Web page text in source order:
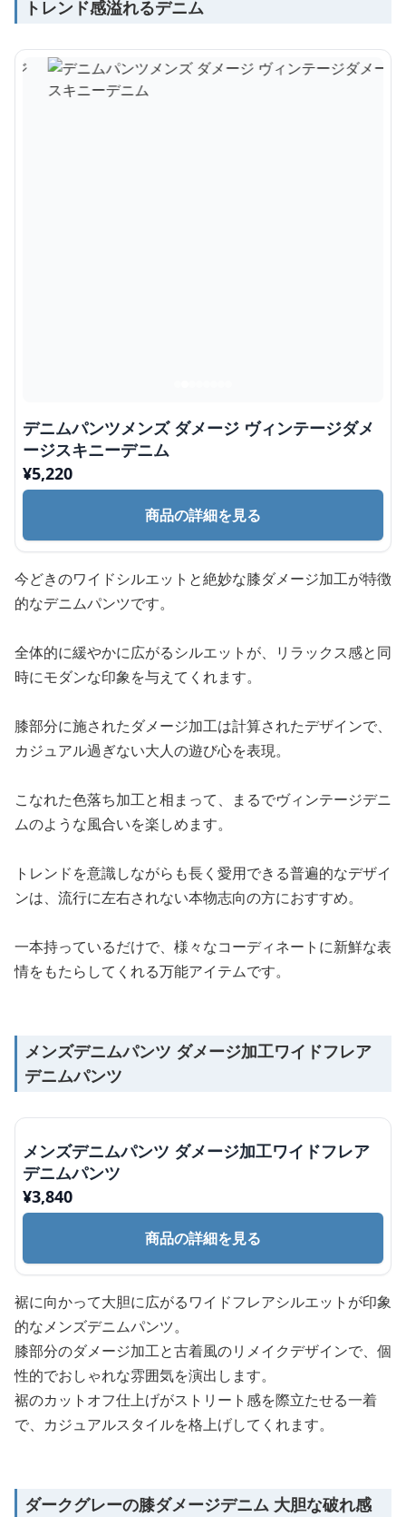
トレンド感溢れるデニム
デニムパンツメンズ ダメージ ヴィンテージダメ
ージスキニーデニム
¥5,220
商品の詳細を見る
今どきのワイドシルエットと絶妙な膝ダメージ加工が特徴
的なデニムパンツです。
全体的に緩やかに広がるシルエットが、リラックス感と同
時にモダンな印象を与えてくれます。
膝部分に施されたダメージ加工は計算されたデザインで、
カジュアル過ぎない大人の遊び心を表現。
こなれた色落ち加工と相まって、まるでヴィンテージデニ
ムのような風合いを楽しめます。
トレンドを意識しながらも長く愛用できる普遍的なデザイ
ンは、流行に左右されない本物志向の方におすすめ。
一本持っているだけで、様々なコーディネートに新鮮な表
情をもたらしてくれる万能アイテムです。
メンズデニムパンツ ダメージ加工ワイドフレア
デニムパンツ
メンズデニムパンツ ダメージ加工ワイドフレア
デニムパンツ
¥3,840
商品の詳細を見る
裾に向かって大胆に広がるワイドフレアシルエットが印象
的なメンズデニムパンツ。
膝部分のダメージ加工と古着風のリメイクデザインで、個
性的でおしゃれな雰囲気を演出します。
裾のカットオフ仕上げがストリート感を際立たせる一着
で、カジュアルスタイルを格上げしてくれます。
ダークグレーの膝ダメージデニム 大胆な破れ感